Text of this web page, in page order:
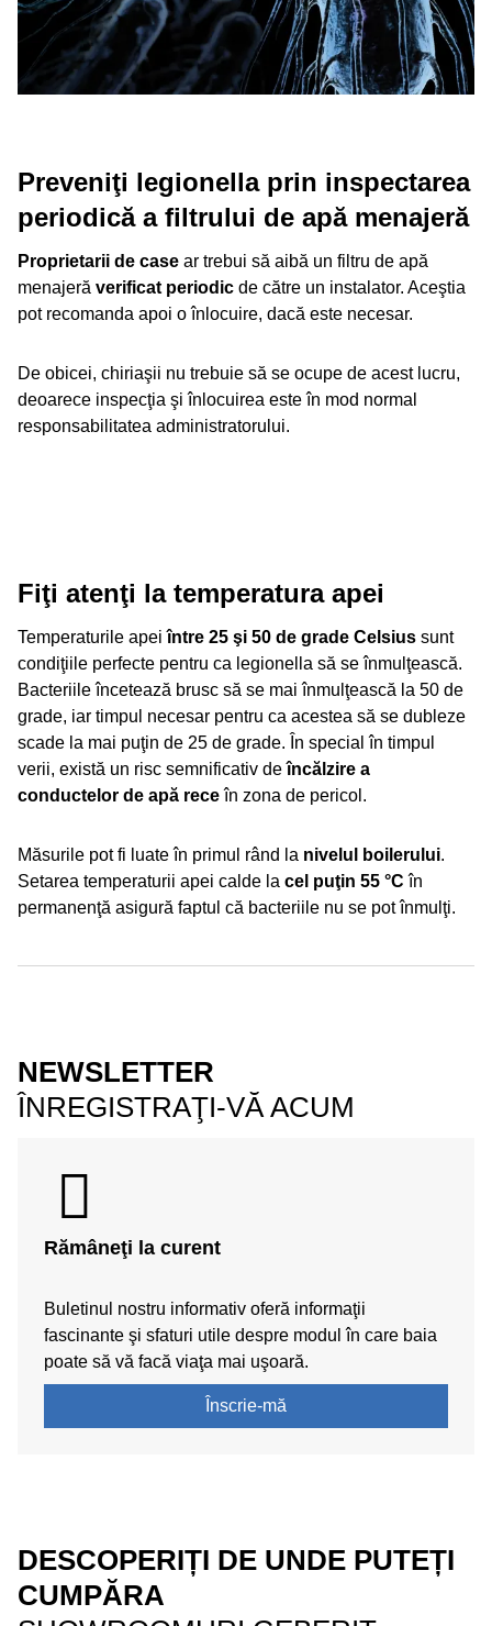
Preveniţi legionella prin inspectarea
periodică a filtrului de apă menajeră
Proprietarii de case ar trebui să aibă un filtru de apă
menajeră verificat periodic de către un instalator. Aceştia
pot recomanda apoi o înlocuire, dacă este necesar.
De obicei, chiriaşii nu trebuie să se ocupe de acest lucru,
deoarece inspecţia şi înlocuirea este în mod normal
responsabilitatea administratorului.
Fiţi atenţi la temperatura apei
Temperaturile apeiîntre 25 şi 50 de grade Celsius sunt
condiţiile perfecte pentru ca legionella să se înmulţească.
Bacteriile încetează brusc să se mai înmulţească la 50 de
grade, iar timpul necesar pentru ca acestea să se dubleze
scade la mai puţin de 25 de grade. În special în timpul
verii, există un risc semnificativ deîncălzire a
conductelor de apă receîn zona de pericol.
Măsurile pot fi luate în primul rând la nivelul boilerului.
Setarea temperaturii apei calde la cel puţin 55 °C în
permanenţă asigură faptul că bacteriile nu se pot înmulţi.
NEWSLETTER
ÎNREGISTRAŢI-VĂ ACUM
Rămâneţi la curent
Buletinul nostru informativ oferă informaţii
fascinante şi sfaturi utile despre modul în care baia
poate să vă facă viaţa mai uşoară.
Înscrie-mă
DESCOPERIȚI DE UNDE PUTEȚI
CUMPĂRA